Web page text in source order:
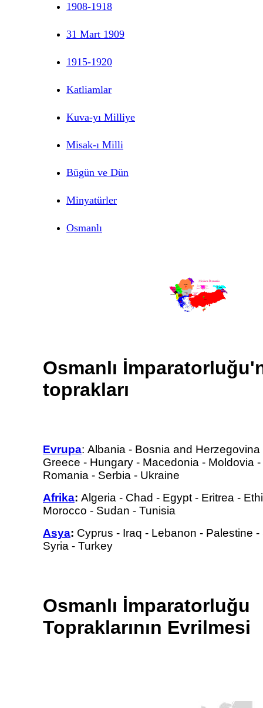
1908-1918
31 Mart 1909
1915-1920
Katliamlar
Kuva-yı Milliye
Misak-ı Milli
Bügün ve Dün
Minyatürler
Osmanlı
Osmanlı
toprakları
Evrupa: Albania - Bosnia and Herzegovina
Greece - Hungary - Macedonia - Moldovia -
Romania - Serbia - Ukraine
Afrika: Algeria - Chad - Egypt- Eritrea -
Morocco - Sudan - Tunisia
Asya: Cyprus - Iraq - Lebanon - Palestine -
Syria - Turkey
Osmanlı İmparatorluğu
Topraklarının Evrilmesi